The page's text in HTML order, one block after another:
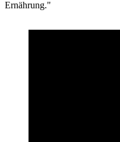
Ernährung."